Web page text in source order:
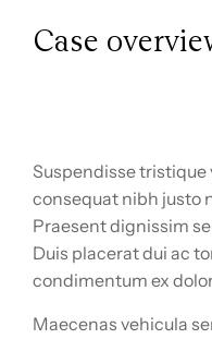
Case
Suspendisse tristique
consequat nibh justo
Praesent dignissim
Duis placerat dui ac
condimentum ex
Maecenas vehicula